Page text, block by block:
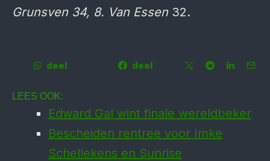
Grunsven 34, 8. Van Essen 32.
deel deel
LEES OOK:
Edward Gal wint finale wereldbeker
Bescheiden rentree voor Imke
Schellekens en Sunrise